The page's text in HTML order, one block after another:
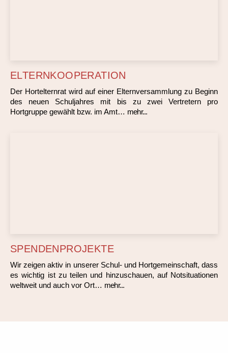
ELTERNKOOPERATION
Der Hortelternrat wird auf einer Elternversammlung zu Beginn
des neuen Schuljahres mit bis zu zwei Vertretern pro
Hortgruppe gewählt bzw. im Amt… mehr...
SPENDENPROJEKTE
Wir zeigen aktiv in unserer Schul- und Hortgemeinschaft, dass
es wichtig ist zu teilen und hinzuschauen, auf Notsituationen
weltweit und auch vor Ort… mehr...